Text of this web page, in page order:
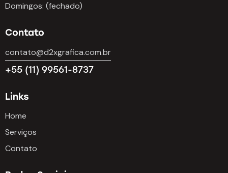
Domingos: (fechado)
Contato
contato@d2xgrafica.com.br
+55 (11) 99561-8737
Links
Home
Serviços
Contato